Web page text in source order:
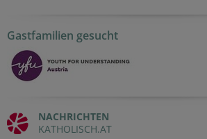
Gastfamilien gesucht
NACHRICHTEN
KATHOLISCH.AT